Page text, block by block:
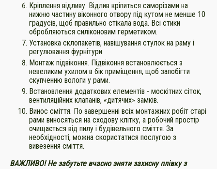
Кріплення відливу. Відлив кріпиться саморізами на
нижню частину віконного отвору під кутом не менше 10
градусів, щоб правильно стікала вода. Всі стики
обробляються силіконовим герметиком.
Установка склопакетів, навішування стулок на раму і
регулювання фурнітури.
Монтаж підвіконня. Підвіконня встановлюється з
невеликим ухилом в бік приміщення, щоб запобігти
скупченню вологи у рами.
Встановлення додаткових елементів - москітних сіток,
вентиляційних клапанів, «дитячих» замків.
Винос сміття. По завершенні всіх монтажних робіт старі
рами виносяться на сходову клітку, а робочий простір
очищається від пилу і будівельного сміття. За
необхідності, можна скористатися послугою з
вивезення сміття.
ВАЖЛИВО! Не забутьте вчасно зняти захисну плівку з